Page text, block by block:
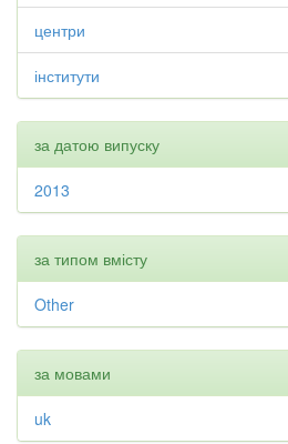
центри
інститути
за датою випуску
2013
за типом вмісту
Other
за мовами
uk